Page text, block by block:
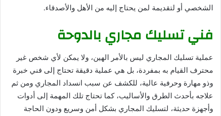
الشخصي أو لتقديمة لمن يحتاج إليه من الأهل والأصدقاء.
فني تسليك مجاري بالدوحة
عملية تسليك المجاري ليس بالأمر الهين، ولا يمكن لأي شخص غير
محترف القيام به بمفردة، بل هي عملية دقيقة تحتاج إلى فني خبرة
وذو مهارة وحرفية عالية، للكشف عن سبب انسداد المجاري ومن ثم
علاجه بأحدث الطرق والأساليب، كما تحتاج تلك المهمة إلى أدوات
وأجهزة حديثة، لتسليك المجاري بشكل أمن وسريع ودون الحاجة